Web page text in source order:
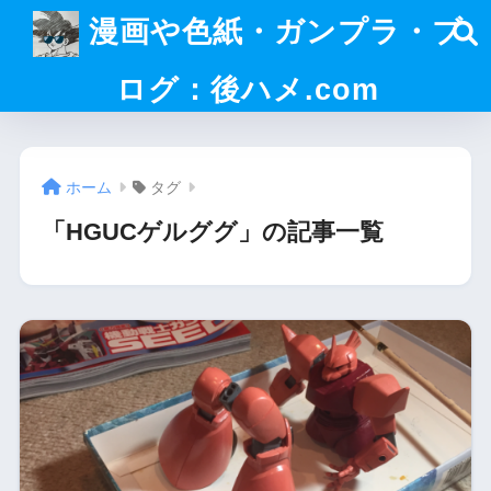
漫画や色紙・ガンプラ・ブ
ログ：後ハメ.com
ホーム タグ
「HGUCゲルググ」の記事一覧